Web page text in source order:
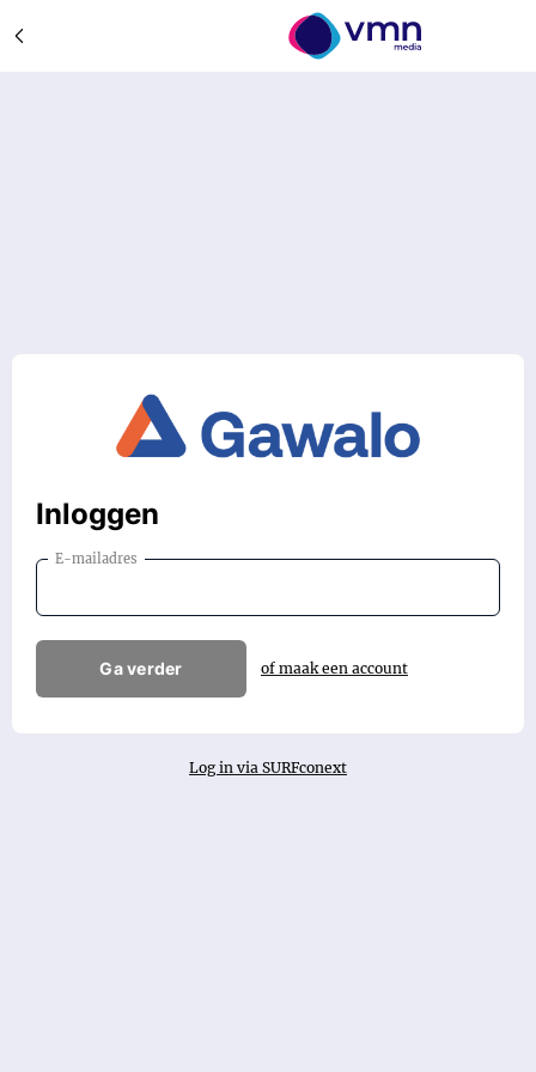
Inloggen
E-mailadres
Ga verder of maak een account
Log in via SURFconext